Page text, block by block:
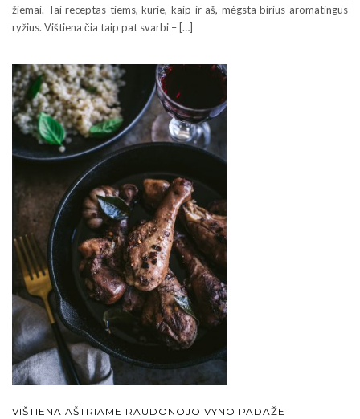
žiemai. Tai receptas tiems, kurie, kaip ir aš, mėgsta birius aromatingus
ryžius. Vištiena čia taip pat svarbi – […]
VIŠTIENA AŠTRIAME RAUDONOJO VYNO PADAŽE